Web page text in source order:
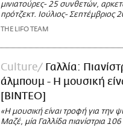
μινιατούρες- 25 συνθετών,
πρότζεκτ. Ιούλιος- Σεπτέμβριος
THE LIFO TEAM
Culture
Γαλλία:
άλμπουμ - Η μουσική
[ΒΙΝΤΕΟ]
«Η μουσική είναι τροφή για την
Μαζέ, μία Γαλλίδα πιανίστρια